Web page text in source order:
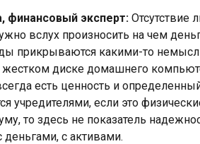
финансовый эксперт: Отсутствие
вслух произносить на чем
прикрываются какими-то
диске домашнего
есть ценность и
учредителями, если это
то здесь не показатель
с активами.